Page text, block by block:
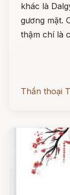
khác là
gương mặt.
thậm chí là
Thần thoại